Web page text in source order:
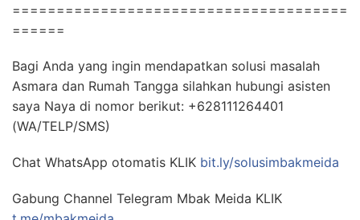
======================================
======
Bagi Anda yang ingin mendapatkan solusi masalah
Asmara dan Rumah Tangga silahkan hubungi asisten
saya Naya di nomor berikut: +628111264401
(WA/TELP/SMS)
Chat WhatsApp otomatis KLIK bit.ly/solusimbakmeida
Gabung Channel Telegram Mbak Meida KLIK